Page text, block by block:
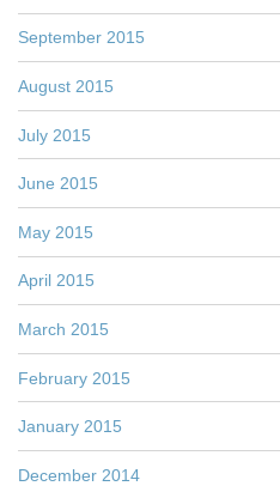
September 2015
August 2015
July 2015
June 2015
May 2015
April 2015
March 2015
February 2015
January 2015
December 2014